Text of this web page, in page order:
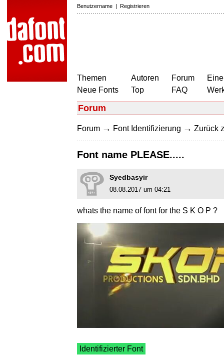
Benutzername | Registrieren
Themen
Neue Fonts
Autoren
Top
Forum
FAQ
Forum
Forum → Font Identifizierung → Zurück
Font name PLEASE.....
Syedbasyir
08.08.2017 um 04:21
whats the name of font for the S K O P ?
Identifizierter Font